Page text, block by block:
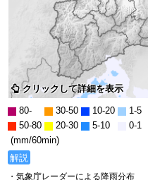
クリックして詳細を表示
80- 30-50 10-20
1-5
50-80
20-30 5-10
0-1
(mm/60min)
解説
・気象庁レーダーによる降雨分布